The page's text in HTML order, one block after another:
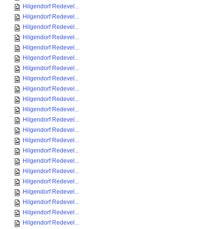
Hilgendorf Redevel...
Hilgendorf Redevel...
Hilgendorf Redevel...
Hilgendorf Redevel...
Hilgendorf Redevel...
Hilgendorf Redevel...
Hilgendorf Redevel...
Hilgendorf Redevel...
Hilgendorf Redevel...
Hilgendorf Redevel...
Hilgendorf Redevel...
Hilgendorf Redevel...
Hilgendorf Redevel...
Hilgendorf Redevel...
Hilgendorf Redevel...
Hilgendorf Redevel...
Hilgendorf Redevel...
Hilgendorf Redevel...
Hilgendorf Redevel...
Hilgendorf Redevel...
Hilgendorf Redevel...
Hilgendorf Redevel...